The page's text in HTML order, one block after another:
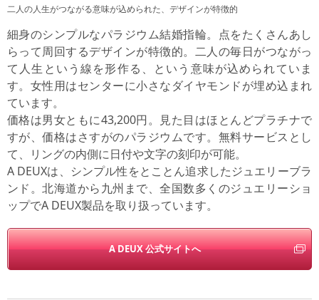
二人の人生がつながる意味が込められた、デザインが特徴的
細身のシンプルなパラジウム結婚指輪。点をたくさんあし
らって周回するデザインが特徴的。二人の毎日がつながっ
て人生という線を形作る、という意味が込められていま
す。女性用はセンターに小さなダイヤモンドが埋め込まれ
ています。
価格は男女ともに43,200円。見た目はほとんどプラチナで
すが、価格はさすがのパラジウムです。無料サービスとし
て、リングの内側に日付や文字の刻印が可能。
A DEUXは、シンプル性をとことん追求したジュエリーブラ
ンド。北海道から九州まで、全国数多くのジュエリーショ
ップでA DEUX製品を取り扱っています。
A DEUX 公式サイトへ